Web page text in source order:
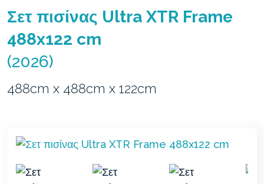
Σετ πισίνας Ultra XTR Frame
488x122 cm
(2026)
488cm x 488cm x 122cm